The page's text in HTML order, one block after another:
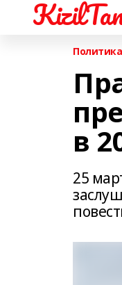
Политика
в
25